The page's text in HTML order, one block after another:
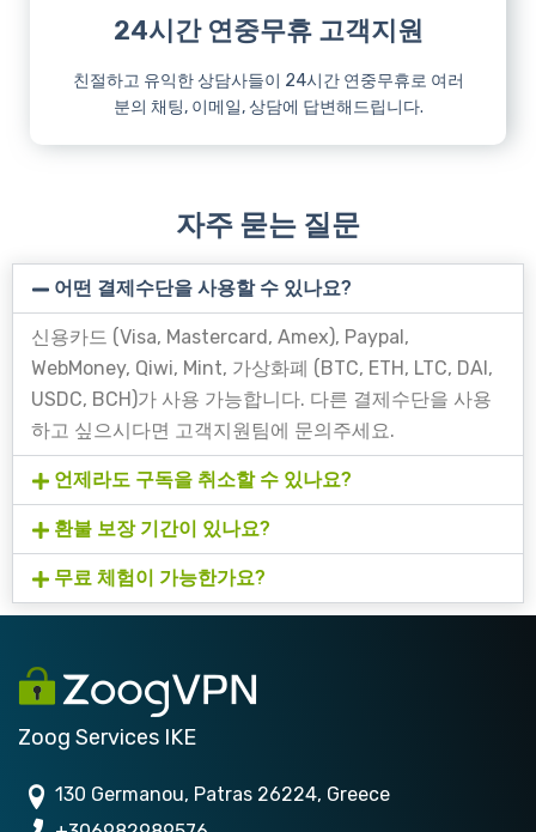
24시간 연중무휴 고객지원
친절하고 유익한 상담사들이 24시간 연중무휴로 여러
분의 채팅, 이메일, 상담에 답변해드립니다.
자주 묻는 질문
어떤 결제수단을 사용할 수 있나요?
신용카드 (Visa, Mastercard, Amex), Paypal,
WebMoney, Qiwi, Mint, 가상화폐 (BTC, ETH, LTC, DAI,
USDC, BCH)가 사용 가능합니다. 다른 결제수단을 사용
하고 싶으시다면 고객지원팀에 문의주세요.
언제라도 구독을 취소할 수 있나요?
환불 보장 기간이 있나요?
무료 체험이 가능한가요?
Zoog Services IKE
130 Germanou, Patras 26224, Greece